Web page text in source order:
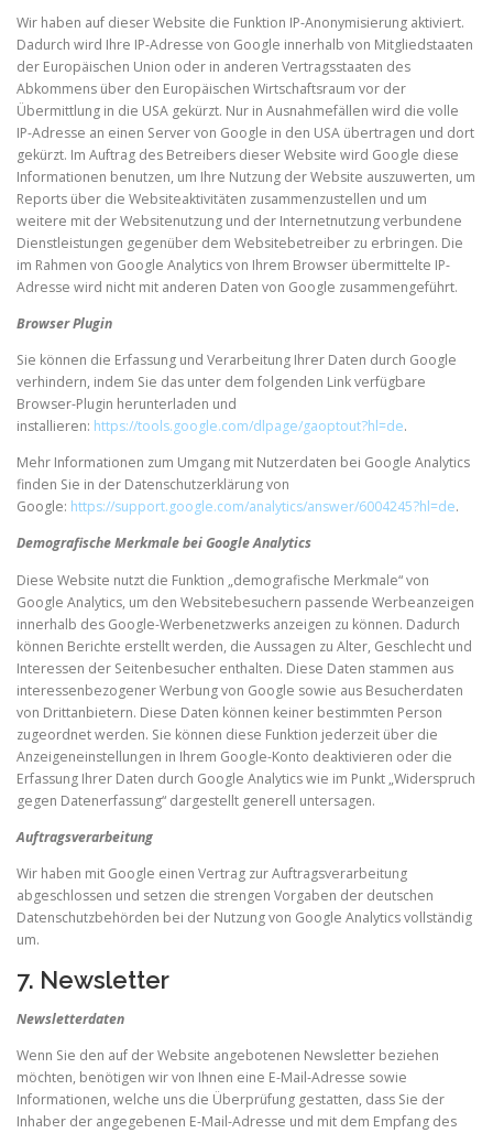
Wir haben auf dieser Website die Funktion IP-Anonymisierung aktiviert.
Dadurch wird Ihre IP-Adresse von Google innerhalb von Mitgliedstaaten
der Europäischen Union oder in anderen Vertragsstaaten des
Abkommens über den Europäischen Wirtschaftsraum vor der
Übermittlung in die USA gekürzt. Nur in Ausnahmefällen wird die volle
IP-Adresse an einen Server von Google in den USA übertragen und dort
gekürzt. Im Auftrag des Betreibers dieser Website wird Google diese
Informationen benutzen, um Ihre Nutzung der Website auszuwerten, um
Reports über die Websiteaktivitäten zusammenzustellen und um
weitere mit der Websitenutzung und der Internetnutzung verbundene
Dienstleistungen gegenüber dem Websitebetreiber zu erbringen. Die
im Rahmen von Google Analytics von Ihrem Browser übermittelte IP-
Adresse wird nicht mit anderen Daten von Google zusammengeführt.
Browser Plugin
Sie können die Erfassung und Verarbeitung Ihrer Daten durch Google
verhindern, indem Sie das unter dem folgenden Link verfügbare
Browser-Plugin herunterladen und
installieren: https://tools.google.com/dlpage/gaoptout?hl=de.
Mehr Informationen zum Umgang mit Nutzerdaten bei Google Analytics
finden Sie in der Datenschutzerklärung von
Google: https://support.google.com/analytics/answer/6004245?hl=de.
Demografische Merkmale bei Google Analytics
Diese Website nutzt die Funktion „demografische Merkmale“ von
Google Analytics, um den Websitebesuchern passende Werbeanzeigen
innerhalb des Google-Werbenetzwerks anzeigen zu können. Dadurch
können Berichte erstellt werden, die Aussagen zu Alter, Geschlecht und
Interessen der Seitenbesucher enthalten. Diese Daten stammen aus
interessenbezogener Werbung von Google sowie aus Besucherdaten
von Drittanbietern. Diese Daten können keiner bestimmten Person
zugeordnet werden. Sie können diese Funktion jederzeit über die
Anzeigeneinstellungen in Ihrem Google-Konto deaktivieren oder die
Erfassung Ihrer Daten durch Google Analytics wie im Punkt „Widerspruch
gegen Datenerfassung“ dargestellt generell untersagen.
Auftragsverarbeitung
Wir haben mit Google einen Vertrag zur Auftragsverarbeitung
abgeschlossen und setzen die strengen Vorgaben der deutschen
Datenschutzbehörden bei der Nutzung von Google Analytics vollständig
um.
7. Newsletter
Newsletter­daten
Wenn Sie den auf der Website angebotenen Newsletter beziehen
möchten, benötigen wir von Ihnen eine E-Mail-Adresse sowie
Informationen, welche uns die Überprüfung gestatten, dass Sie der
Inhaber der angegebenen E-Mail-Adresse und mit dem Empfang des